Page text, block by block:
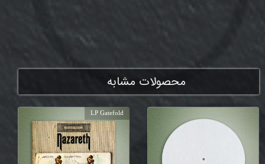
محصولات مشابه
LP Gatefold